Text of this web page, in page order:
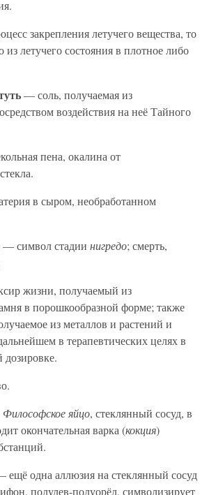
закрепления летучего вещества, то
из летучего состояния в плотное либо
— соль, получаемая из
воздействия на неё Тайного
пена, окалина от
в сыром, необработанном
— символ стадии нигредо; смерть,
жизни, получаемый из
в порошкообразной форме; также
из металлов и растений и
в терапевтических целях в
дозировке.
Философское яйцо, стеклянный сосуд, в
окончательная варка (кокция)
ещё одна аллюзия на стеклянный сосуд
полулев-полуорёл, символизирует